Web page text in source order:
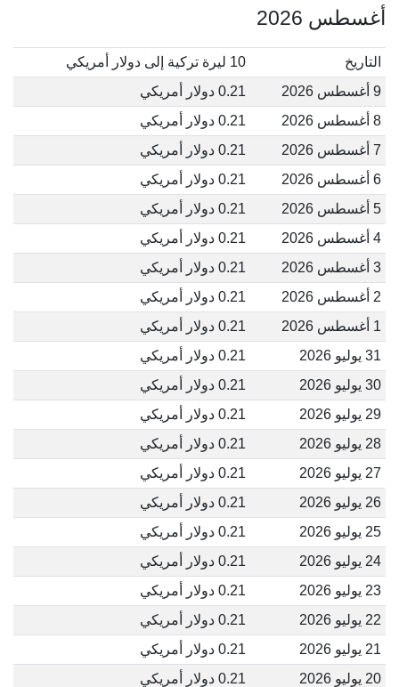
أغسطس 2026
التاريخ
10 ليرة تركية إلى دولار أمريكي
9 أغسطس 2026
0.21 دولار أمريكي
8 أغسطس 2026
0.21 دولار أمريكي
7 أغسطس 2026
0.21 دولار أمريكي
6 أغسطس 2026
0.21 دولار أمريكي
5 أغسطس 2026
0.21 دولار أمريكي
4 أغسطس 2026
0.21 دولار أمريكي
3 أغسطس 2026
0.21 دولار أمريكي
2 أغسطس 2026
0.21 دولار أمريكي
1 أغسطس 2026
0.21 دولار أمريكي
31 يوليو 2026
0.21 دولار أمريكي
30 يوليو 2026
0.21 دولار أمريكي
29 يوليو 2026
0.21 دولار أمريكي
28 يوليو 2026
0.21 دولار أمريكي
27 يوليو 2026
0.21 دولار أمريكي
26 يوليو 2026
0.21 دولار أمريكي
25 يوليو 2026
0.21 دولار أمريكي
24 يوليو 2026
0.21 دولار أمريكي
23 يوليو 2026
0.21 دولار أمريكي
22 يوليو 2026
0.21 دولار أمريكي
21 يوليو 2026
0.21 دولار أمريكي
20 يوليو 2026
0.21 دولار أمريكي